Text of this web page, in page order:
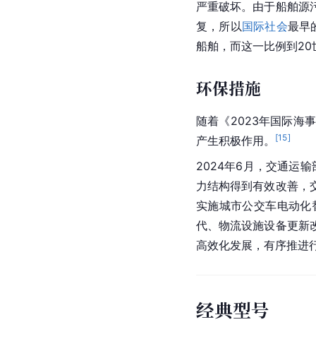
严重破坏。由于船舶源
复，所以国际社会最早
船舶，而这一比例到20
环保措施
随着《2023年国际海
产生积极作用。
[15]
2024年6月，交通运输
力结构得到有效改善，
实施城市公交车电动
代、物流设施设备更新
高效化发展，有序推进
经典型号